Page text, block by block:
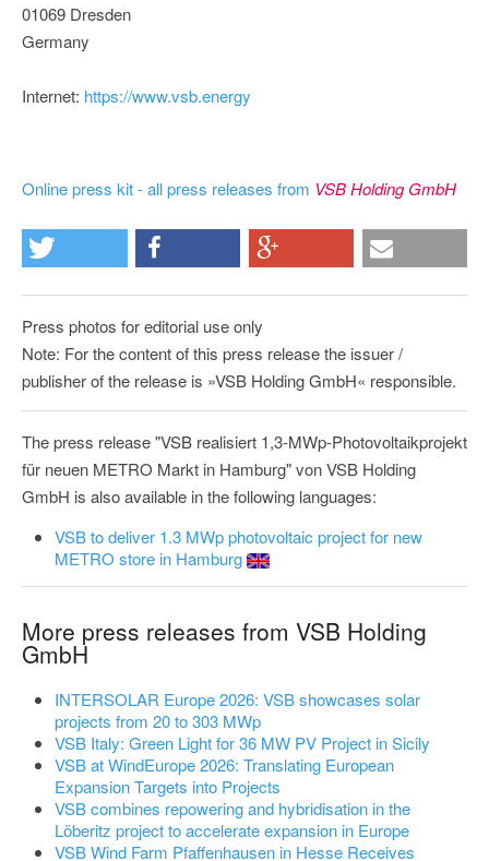
01069 Dresden
Germany
Internet: https://www.vsb.energy
Online press kit - all press releases from VSB Holding GmbH
Press photos for editorial use only
Note: For the content of this press release the issuer /
publisher of the release is »VSB Holding GmbH« responsible.
The press release "VSB realisiert 1,3-MWp-Photovoltaikprojekt
für neuen METRO Markt in Hamburg" von VSB Holding
GmbH is also available in the following languages:
VSB to deliver 1.3 MWp photovoltaic project for new
METRO store in Hamburg
More press releases from VSB Holding
GmbH
INTERSOLAR Europe 2026: VSB showcases solar
projects from 20 to 303 MWp
VSB Italy: Green Light for 36 MW PV Project in Sicily
VSB at WindEurope 2026: Translating European
Expansion Targets into Projects
VSB combines repowering and hybridisation in the
Löberitz project to accelerate expansion in Europe
VSB Wind Farm Pfaffenhausen in Hesse Receives